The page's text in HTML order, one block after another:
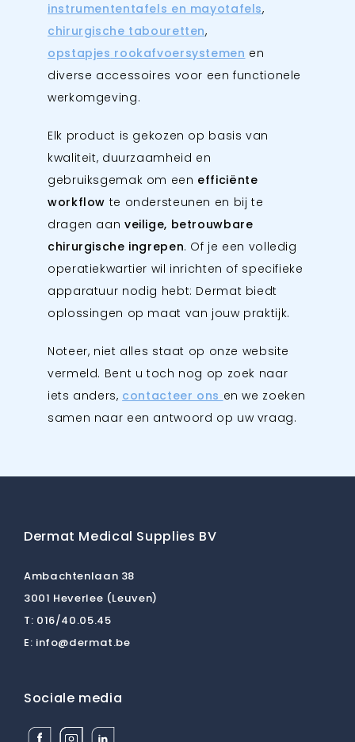
instrumententafels en mayotafels,
chirurgische tabouretten,
opstapjes rookafvoersystemen en
diverse accessoires voor een functionele
werkomgeving.
Elk product is gekozen op basis van
kwaliteit, duurzaamheid en
gebruiksgemak om een efficiënte
workflow te ondersteunen en bij te
dragen aan veilige, betrouwbare
chirurgische ingrepen. Of je een volledig
operatiekwartier wil inrichten of specifieke
apparatuur nodig hebt: Dermat biedt
oplossingen op maat van jouw praktijk.
Noteer, niet alles staat op onze website
vermeld. Bent u toch nog op zoek naar
iets anders, contacteer ons en we zoeken
samen naar een antwoord op uw vraag.
Dermat Medical Supplies BV
Ambachtenlaan 38
3001 Heverlee (Leuven)
T: 016/40.05.45
E: info@dermat.be
Sociale media
FacebookInstagram
Linkedin